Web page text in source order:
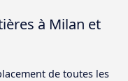
à Milan et
de toutes les